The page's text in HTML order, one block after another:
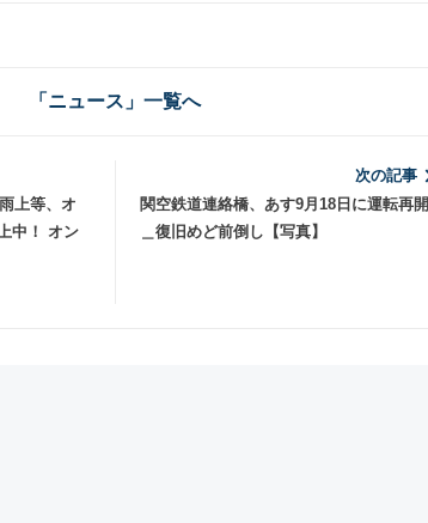
「ニュース」一覧へ
上等、オ
中！ オン
次の記事
関空鉄道連絡橋、あす9月18日に運転再開
＿復旧めど前倒し【写真】